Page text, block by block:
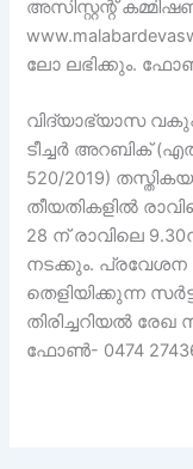
അസിസ്റ്റന്റ്
ലോ ലഭിക്കും. ഫോൺ:
വിദ്യാഭ്യാസ
ടീച്ചർ അറബിക്
520/2019)
തീയതികളിൽ
28 ന് രാവിലെ
നടക്കും. പ്രവേശന
തെളിയിക്കുന്ന
തിരിച്ചറിയൽ
ഫോൺ- 0474